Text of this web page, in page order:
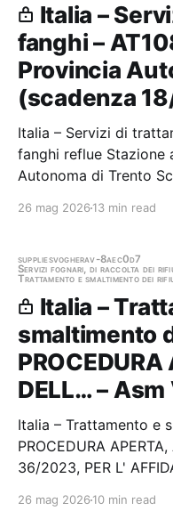
Italia –
fanghi –
Provincia
(scadenza
Italia – Servizi di
fanghi reflue Stazione
Autonoma di Trento
26 mag 2026 13 min read
suppliesvogherav-8aec0d7
Servizi fognari, di raccolta dei
Trattamento e smaltimento dei
Italia –
smaltimento
PROCEDURA
DELL… –
Italia – Trattamento e
PROCEDURA
36/2023, PER L'
CONFERIMENTO A
26 mag 2026 10 min read